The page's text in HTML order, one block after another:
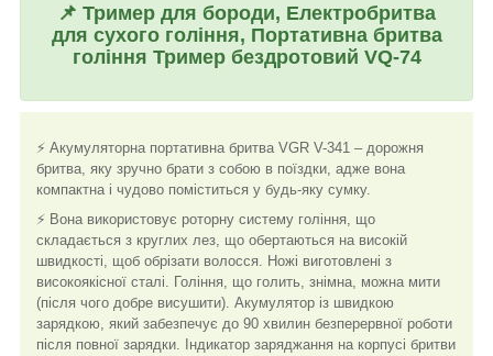
📌 Тример для бороди, Електробритва
для сухого гоління, Портативна бритва
гоління Тример бездротовий VQ-74
⚡ Акумуляторна портативна бритва VGR V-341 – дорожня
бритва, яку зручно брати з собою в поїздки, адже вона
компактна і чудово поміститься у будь-яку сумку.
⚡ Вона використовує роторну систему гоління, що
складається з круглих лез, що обертаються на високій
швидкості, щоб обрізати волосся. Ножі виготовлені з
високоякісної сталі. Гоління, що голить, знімна, можна мити
(після чого добре висушити). Акумулятор із швидкою
зарядкою, який забезпечує до 90 хвилин безперервної роботи
після повної зарядки. Індикатор заряджання на корпусі бритви